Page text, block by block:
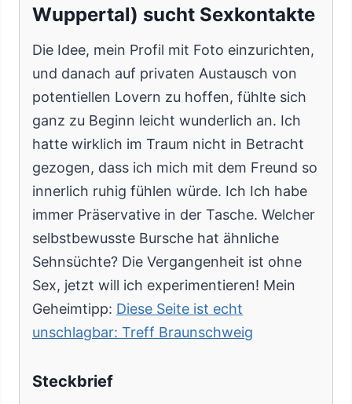
Wuppertal) sucht Sexkontakte
Die Idee, mein Profil mit Foto einzurichten,
und danach auf privaten Austausch von
potentiellen Lovern zu hoffen, fühlte sich
ganz zu Beginn leicht wunderlich an. Ich
hatte wirklich im Traum nicht in Betracht
gezogen, dass ich mich mit dem Freund so
innerlich ruhig fühlen würde. Ich Ich habe
immer Präservative in der Tasche. Welcher
selbstbewusste Bursche hat ähnliche
Sehnsüchte? Die Vergangenheit ist ohne
Sex, jetzt will ich experimentieren! Mein
Geheimtipp: Diese Seite ist echt
unschlagbar: Treff Braunschweig
Steckbrief